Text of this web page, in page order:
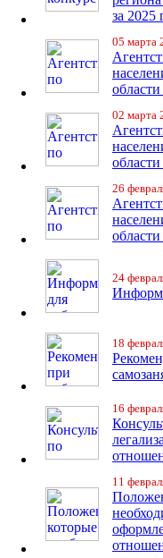
за 2025
05 марта
02 марта
26
24
18
16
11